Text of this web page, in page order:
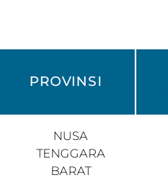
PROVINSI
NUSA
TENGGARA
BARAT